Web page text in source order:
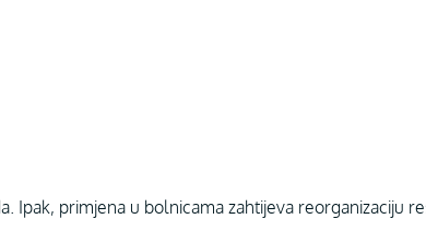
Ipak, primjena u bolnicama zahtijeva reorganizaciju